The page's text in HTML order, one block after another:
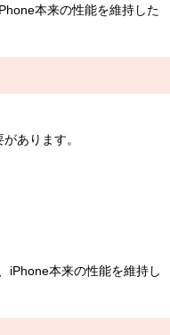
本来の性能を維持した
あります。
iPhone本来の性能を維持し